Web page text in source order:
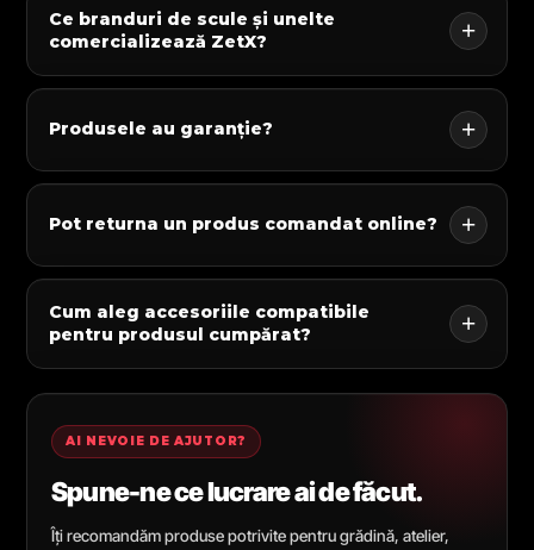
Ce branduri de scule și unelte
comercializează ZetX?
Produsele au garanție?
Pot returna un produs comandat online?
Cum aleg accesoriile compatibile
pentru produsul cumpărat?
AI NEVOIE DE AJUTOR?
Spune-ne ce lucrare ai de făcut.
Îți recomandăm produse potrivite pentru grădină, atelier,